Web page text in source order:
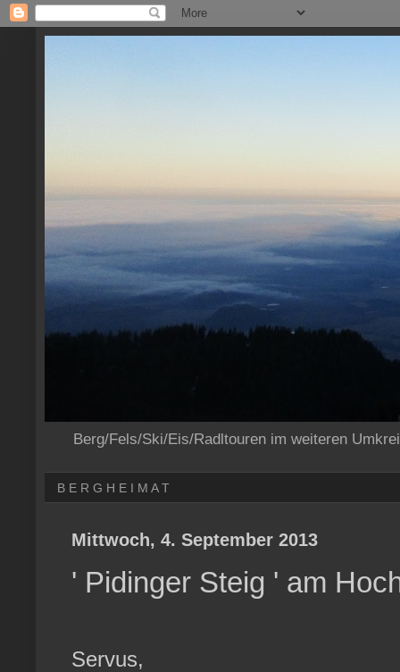
Berg/Fels/Ski/Eis/Radltouren im weiteren
B E R G H E I M A T
Mittwoch, 4. September 2013
' Pidinger Steig ' am
Servus,